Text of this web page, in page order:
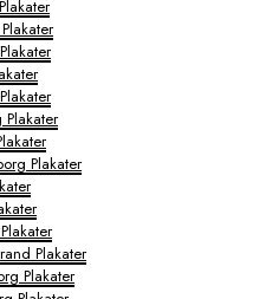
Plakater
Plakater
Plakater
Plakater